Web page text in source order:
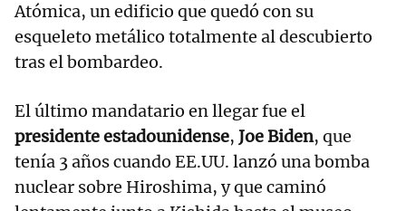
Atómica, un edificio que quedó con su
esqueleto metálico totalmente al descubierto
tras el bombardeo.
El último mandatario en llegar fue el
presidente estadounidense, Joe Biden, que
tenía 3 años cuando EE.UU. lanzó una bomba
nuclear sobre Hiroshima, y que caminó